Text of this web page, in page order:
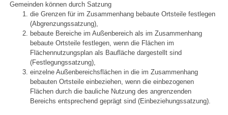
Gemeinden können durch Satzung
die Grenzen für im Zusammenhang bebaute Ortsteile festlegen
(Abgrenzungssatzung),
bebaute Bereiche im Außenbereich als im Zusammenhang
bebaute Ortsteile festlegen, wenn die Flächen im
Flächennutzungsplan als Baufläche dargestellt sind
(Festlegungssatzung),
einzelne Außenbereichsflächen in die im Zusammenhang
bebauten Ortsteile einbeziehen, wenn die einbezogenen
Flächen durch die bauliche Nutzung des angrenzenden
Bereichs entsprechend geprägt sind (Einbeziehungssatzung).